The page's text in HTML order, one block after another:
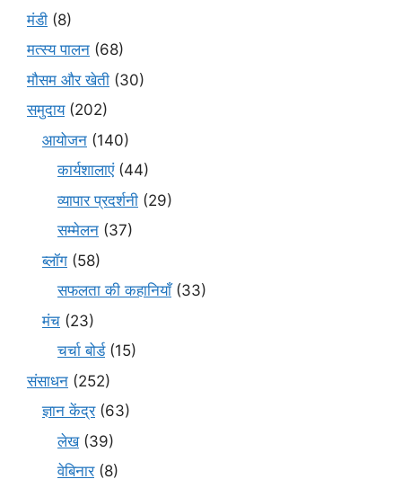
मंडी (8)
मत्स्य पालन (68)
मौसम और खेती (30)
समुदाय(202)
आयोजन (140)
कार्यशालाएं(44)
व्यापार प्रदर्शनी (29)
सम्मेलन (37)
ब्लॉग (58)
सफलता की कहानियाँ(33)
मंच (23)
चर्चा बोर्ड(15)
संसाधन (252)
ज्ञान केंद्र(63)
लेख(39)
वेबिनार(8)